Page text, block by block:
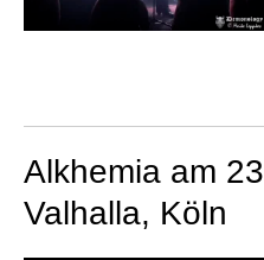
Alkhemia am
Valhalla, Köln